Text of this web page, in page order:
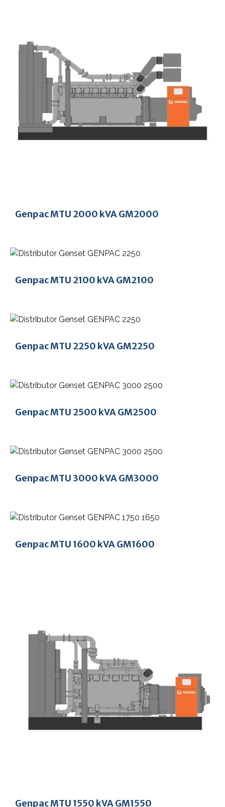
Genpac MTU 2000 kVA GM2000
Genpac MTU 2100 kVA GM2100
Genpac MTU 2250 kVA GM2250
Genpac MTU 2500 kVA GM2500
Genpac MTU 3000 kVA GM3000
Genpac MTU 1600 kVA GM1600
Genpac MTU 1550 kVA GM1550